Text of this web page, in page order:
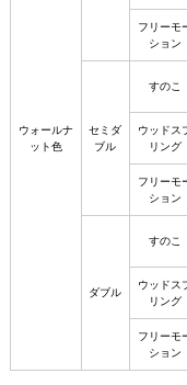
ウォールナ
ット色
フリーモ
ション
セミダ
ブル
すのこ
ウッドス
リング
フリーモ
ション
ダブル
すのこ
ウッドス
リング
フリーモ
ション